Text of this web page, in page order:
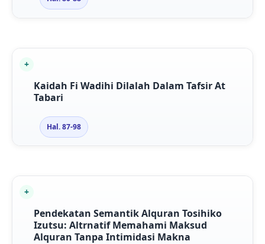
Kaidah Fi Wadihi Dilalah Dalam Tafsir At
Tabari
Hal. 87-98
Pendekatan Semantik Alquran Tosihiko
Izutsu: Altrnatif Memahami Maksud
Alquran Tanpa Intimidasi Makna